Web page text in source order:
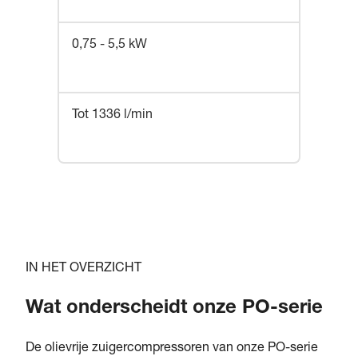
0,75 - 5,5 kW
Tot 1336 l/min
IN HET OVERZICHT
Wat onderscheidt onze PO-serie
De olievrije zuigercompressoren van onze PO-serie